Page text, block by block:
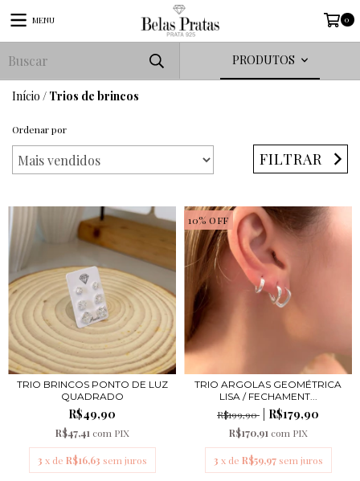
MENU 0
PRODUTOS
Início / Trios de brincos
Ordenar por
FILTRAR
TRIO BRINCOS PONTO DE LUZ
QUADRADO
R$49,90
R$47,41 com PIX
3 x de R$16,63 sem juros
10% OFF
TRIO ARGOLAS GEOMÉTRICA
LISA / FECHAMENT...
R$199,90 R$179,90
R$170,91 com PIX
3 x de R$59,97 sem juros